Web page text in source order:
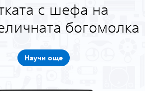
с шефа на
богомолка
Научи още